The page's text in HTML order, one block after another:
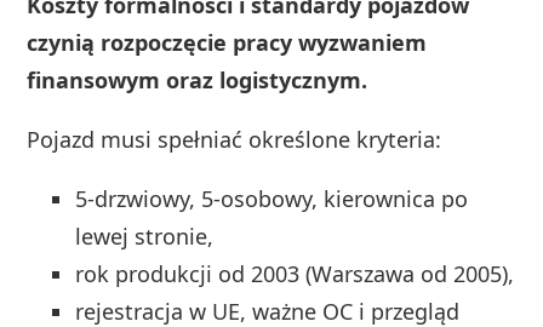
czynią rozpoczęcie pracy wyzwaniem
finansowym oraz logistycznym.
Pojazd musi spełniać określone kryteria:
5-drzwiowy, 5-osobowy, kierownica po
lewej stronie,
rok produkcji od 2003 (Warszawa od 2005),
rejestracja w UE, ważne OC i przegląd